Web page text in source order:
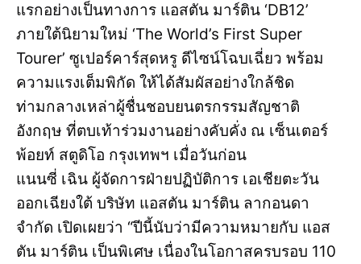
แรกอย่างเป็นทางการ แอสตัน มาร์ติน ‘DB12’
ภายใต้นิยามใหม่ ‘The World’s First Super
Tourer’ ซูเปอร์คาร์สุดหรู ดีไซน์โฉบเฉี่ยว พร้อม
ความแรงเต็มพิกัด ให้ได้สัมผัสอย่างใกล้ชิด
ท่ามกลางเหล่าผู้ชื่นชอบยนตรกรรมสัญชาติ
อังกฤษ ที่ตบเท้าร่วมงานอย่างคับคั่ง ณ เซ็นเตอร์
พ้อยท์ สตูดิโอ กรุงเทพฯ เมื่อวันก่อน
แนนซี่ เฉิน ผู้จัดการฝ่ายปฏิบัติการ เอเชียตะวัน
ออกเฉียงใต้ บริษัท แอสตัน มาร์ติน ลากอนดา
จำกัด เปิดเผยว่า “ปีนี้นับว่ามีความหมายกับ แอส
ตัน มาร์ติน เป็นพิเศษ เนื่องในโอกาสครบรอบ 110